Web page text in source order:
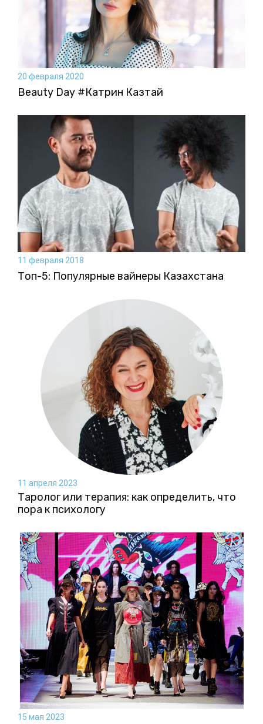
20 февраля 2020
Beauty Day #Катрин Казтай
11 февраля 2018
Топ-5: Популярные вайнеры Казахстана
11 апреля 2023
Таролог или терапия: как определить, что
пора к психологу
15 мая 2023